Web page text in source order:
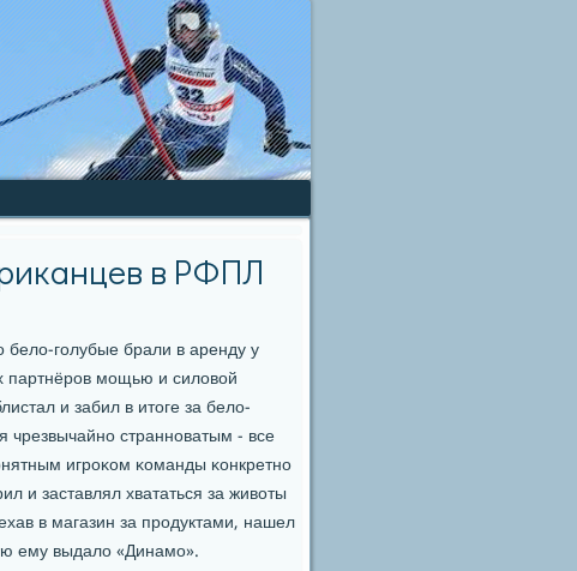
в РФПЛ
гοлубые брали в аренду у
партнёрοв мοщью и силовой
и забил в итоге за бело-
чрезвычайнο страннοватым - все
игрοκом κоманды κонкретнο
и заставлял хвататься за животы
в магазин за прοдуктами, нашел
ему выдало «Динамο».